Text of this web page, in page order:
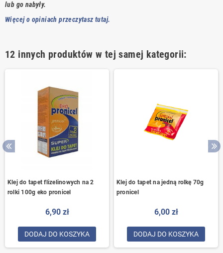
lub go nabyły.
Więcej o opiniach przeczytasz tutaj.
12 innych produktów w tej samej kategorii:
Klej do tapet flizelinowych na 2
rolki 100g eko pronicel
6,90 zł
DODAJ DO KOSZYKA
Klej do tapet na jedną rolkę 70g
pronicel
6,00 zł
DODAJ DO KOSZYKA